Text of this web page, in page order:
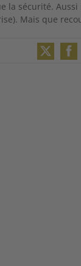
la sécurité. Aussi
Mais que